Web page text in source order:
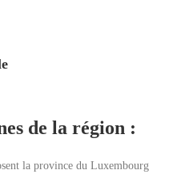
de la région :
la province du Luxembourg